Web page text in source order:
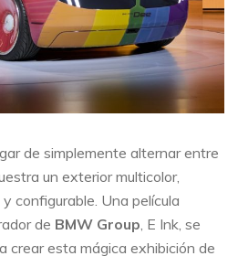
de simplemente alternar entre
un exterior multicolor,
configurable. Una película
de BMW Group, E Ink, se
crear esta mágica exhibición de